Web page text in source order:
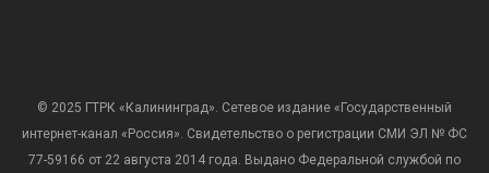
© 2025 ГТРК «Калининград». Сетевое издание «Государственный
интернет-канал «Россия». Свидетельство о регистрации СМИ ЭЛ № ФС
77-59166 от 22 августа 2014 года. Выдано Федеральной службой по